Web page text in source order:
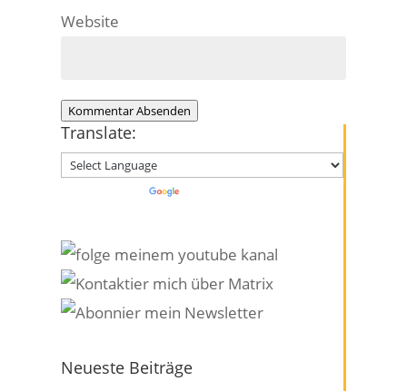
Website
Kommentar Absenden
Translate:
Powered by
Neueste Beiträge